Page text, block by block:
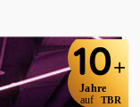
10+
Jahre
auf TBR